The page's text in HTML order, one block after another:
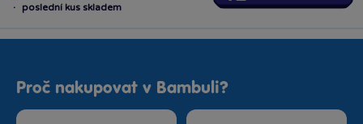
·
poslední kus skladem
Proč nakupovat v Bambuli?